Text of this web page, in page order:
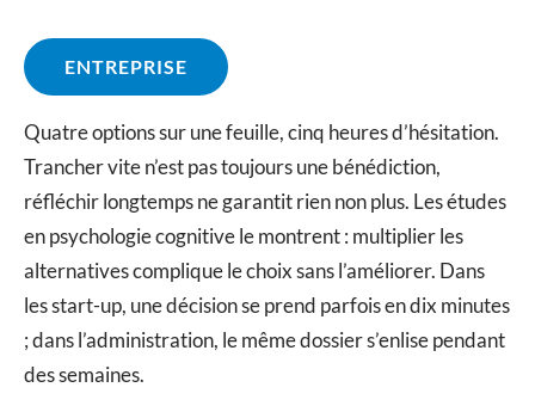
ENTREPRISE
Quatre options sur une feuille, cinq heures d’hésitation.
Trancher vite n’est pas toujours une bénédiction,
réfléchir longtemps ne garantit rien non plus. Les études
en psychologie cognitive le montrent : multiplier les
alternatives complique le choix sans l’améliorer. Dans
les start-up, une décision se prend parfois en dix minutes
; dans l’administration, le même dossier s’enlise pendant
des semaines.